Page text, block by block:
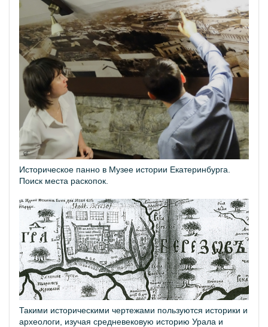
Историческое панно в Музее истории Екатеринбурга.
Поиск места раскопок.
Такими историческими чертежами пользуются историки и
археологи, изучая средневековую историю Урала и